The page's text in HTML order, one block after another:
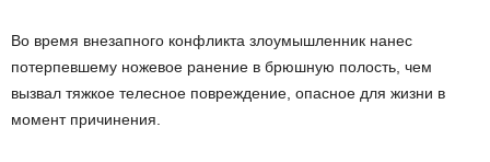
Во время внезапного конфликта злоумышленник нанес
потерпевшему ножевое ранение в брюшную полость, чем
вызвал тяжкое телесное повреждение, опасное для жизни в
момент причинения.